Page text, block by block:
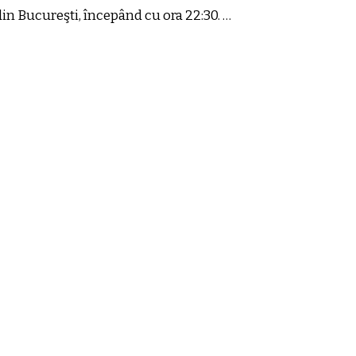
Bucureşti, începând cu ora 22:30. …